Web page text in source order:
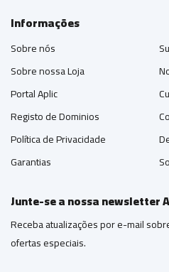
Informações
Sobre nós
Sobre nossa Loja
Portal Aplic
Registo de Dominios
Política de Privacidade
Garantias
Junte-se a nossa newsletter
Receba atualizações por e-mail
ofertas especiais.